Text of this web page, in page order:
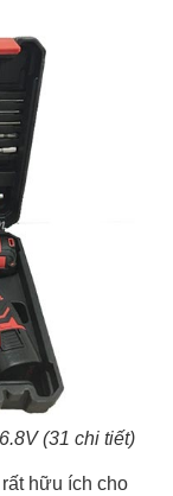
(31 chi tiết)
hữu ích cho